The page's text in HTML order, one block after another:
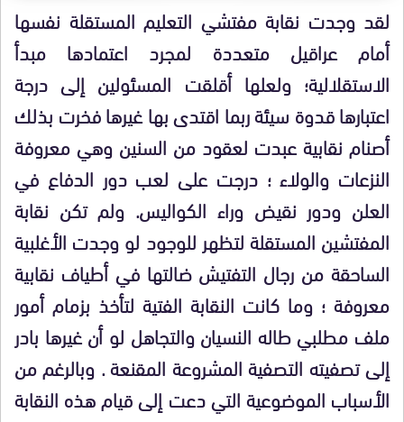
لقد وجدت نقابة مفتشي التعليم المستقلة نفسها
أمام عراقيل متعددة لمجرد اعتمادها مبدأ
الاستقلالية؛ ولعلها أقلقت المسئولين إلى درجة
اعتبارها قدوة سيئة ربما اقتدى بها غيرها فخرت بذلك
أصنام نقابية عبدت لعقود من السنين وهي معروفة
النزعات والولاء ؛ درجت على لعب دور الدفاع في
العلن ودور نقيض وراء الكواليس. ولم تكن نقابة
المفتشين المستقلة لتظهر للوجود لو وجدت الأغلبية
الساحقة من رجال التفتيش ضالتها في أطياف نقابية
معروفة ؛ وما كانت النقابة الفتية لتأخذ بزمام أمور
ملف مطلبي طاله النسيان والتجاهل لو أن غيرها بادر
إلى تصفيته التصفية المشروعة المقنعة . وبالرغم من
الأسباب الموضوعية التي دعت إلى قيام هذه النقابة